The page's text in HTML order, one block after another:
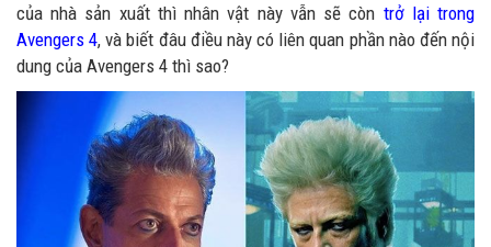
của nhà sản xuất thì nhân vật này vẫn sẽ còn trở lại trong
Avengers 4, và biết đâu điều này có liên quan phần nào đến nội
dung của Avengers 4 thì sao?